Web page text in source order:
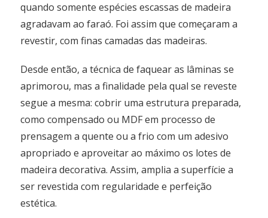
quando somente espécies escassas de madeira
agradavam ao faraó. Foi assim que começaram a
revestir, com finas camadas das madeiras.
Desde então, a técnica de faquear as lâminas se
aprimorou, mas a finalidade pela qual se reveste
segue a mesma: cobrir uma estrutura preparada,
como compensado ou MDF em processo de
prensagem a quente ou a frio com um adesivo
apropriado e aproveitar ao máximo os lotes de
madeira decorativa. Assim, amplia a superfície a
ser revestida com regularidade e perfeição
estética.